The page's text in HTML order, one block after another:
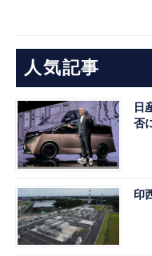
人気記事
日
否
印